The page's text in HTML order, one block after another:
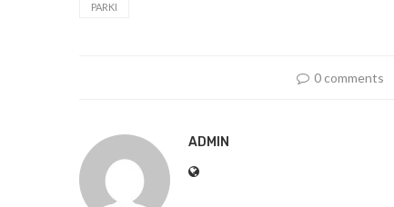
PARKI
0 comments
ADMIN